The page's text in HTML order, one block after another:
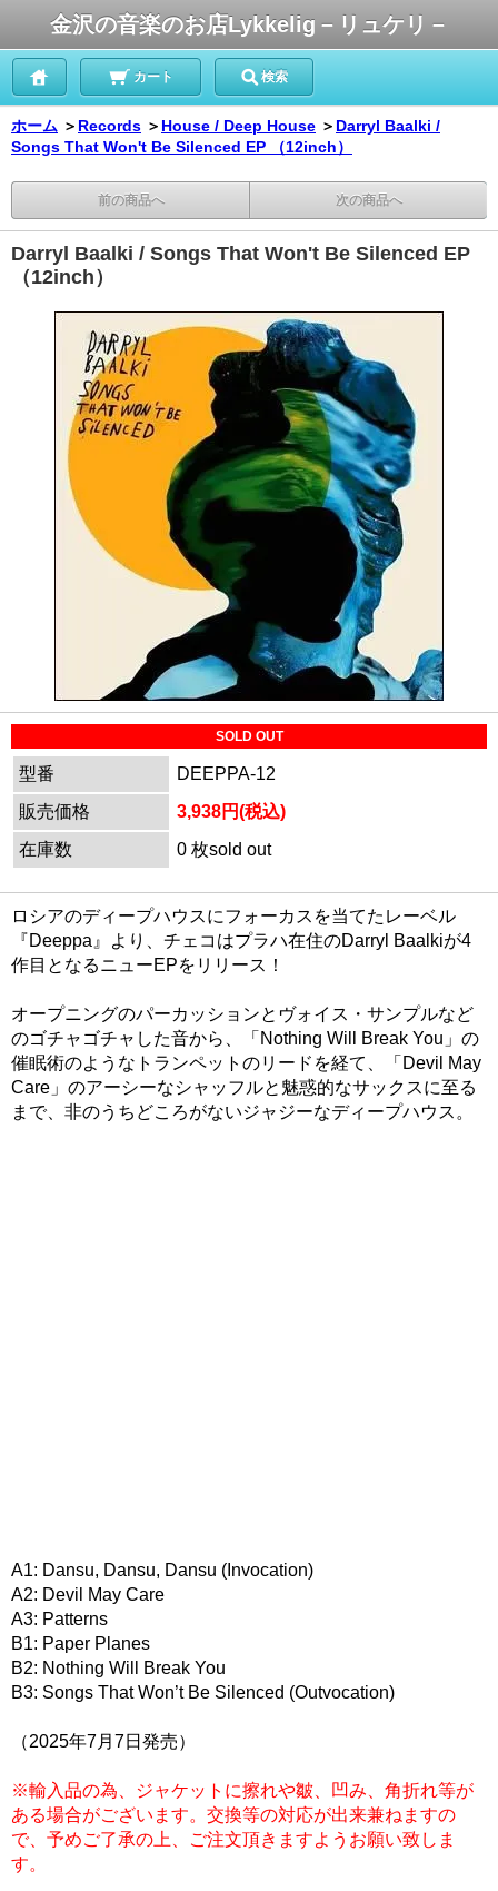
金沢の音楽のお店Lykkelig－リュケリ－
カート 検索
ホーム ＞ Records ＞ House / Deep House ＞ Darryl Baalki /
Songs That Won't Be Silenced EP （12inch）
前の商品へ 次の商品へ
Darryl Baalki / Songs That Won't Be Silenced EP
（12inch）
SOLD OUT
型番
DEEPPA-12
販売価格
3,938円(税込)
在庫数
0 枚sold out
ロシアのディープハウスにフォーカスを当てたレーベル
『Deeppa』より、チェコはプラハ在住のDarryl Baalkiが4
作目となるニューEPをリリース！
オープニングのパーカッションとヴォイス・サンプルなど
のゴチャゴチャした音から、「Nothing Will Break You」の
催眠術のようなトランペットのリードを経て、「Devil May
Care」のアーシーなシャッフルと魅惑的なサックスに至る
まで、非のうちどころがないジャジーなディープハウス。
A1: Dansu, Dansu, Dansu (Invocation)
A2: Devil May Care
A3: Patterns
B1: Paper Planes
B2: Nothing Will Break You
B3: Songs That Won’t Be Silenced (Outvocation)
（2025年7月7日発売）
※輸入品の為、ジャケットに擦れや皺、凹み、角折れ等が
ある場合がございます。交換等の対応が出来兼ねますの
で、予めご了承の上、ご注文頂きますようお願い致しま
す。